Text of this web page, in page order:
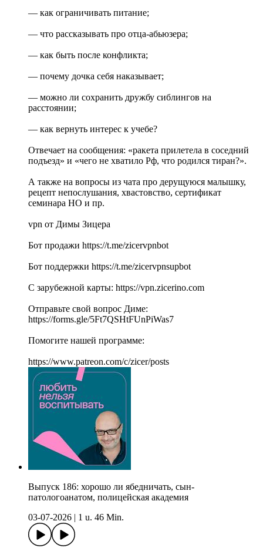
— как ограничивать питание;
— что рассказывать про отца-абьюзера;
— как быть после конфликта;
— почему дочка себя наказывает;
— можно ли сохранить дружбу сиблингов на
расстоянии;
— как вернуть интерес к учебе?
Отвечает на сообщения: «ракета прилетела в соседний
подъезд» и «чего не хватило Рф, что родился тиран?».
А также на вопросы из чата про дерущуюся малышку,
рецепт непослушания, хвастовство, сертификат
семинара НО и пр.
vpn от Димы Зицера
Бот продажи https://t.me/zicervpnbot
Бот поддержки https://t.me/zicervpnsupbot
С зарубежной карты: https://vpn.zicerino.com
Отправьте свой вопрос Диме:
https://forms.gle/5Ft7QSHtFUnPiWas7
Помогите нашей программе:
https://www.patreon.com/c/zicer/posts
Выпуск 186: хорошо ли ябедничать, сын-
патологоанатом, полицейская академия
03-07-2026
1 u. 46 Min.